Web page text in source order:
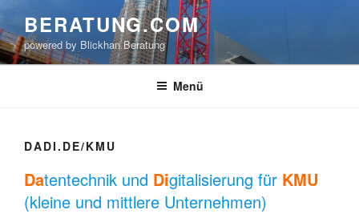
Zum
Inhalt
springen
BERATUNG.COM
powered by Blickhan.Beratung
Menü
DADI.DE/KMU
Datentechnik und Digitalisierung für KMU
(kleine und mittlere Unternehmen)